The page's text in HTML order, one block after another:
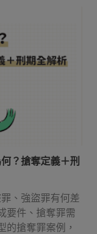
？搶奪定義＋刑
、強盜罪有何差
要件、搶奪罪需
的搶奪罪案例，